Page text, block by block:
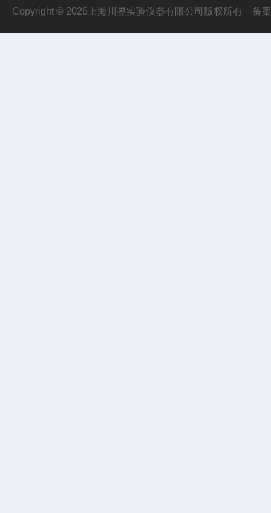
Copyright © 2026上海川昱实验仪器有限公司版权所有 备